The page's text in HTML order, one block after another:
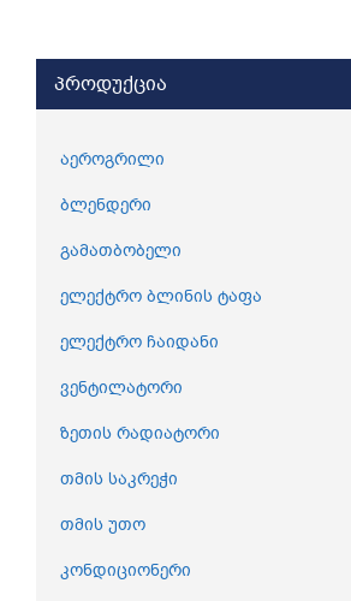
პროდუქცია
აეროგრილი
ბლენდერი
გამათბობელი
ელექტრო ბლინის ტაფა
ელექტრო ჩაიდანი
ვენტილატორი
ზეთის რადიატორი
თმის საკრეჭი
თმის უთო
კონდიციონერი